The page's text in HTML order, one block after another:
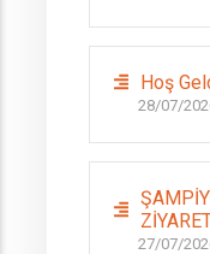
Hoş
28/07/
27/07/